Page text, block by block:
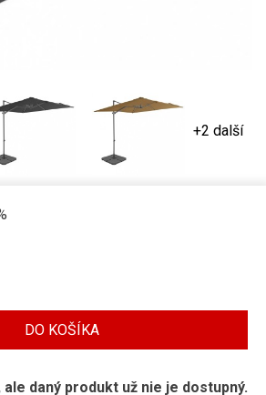
+2 další
DO KOŠÍKA
daný produkt už nie je dostupný.